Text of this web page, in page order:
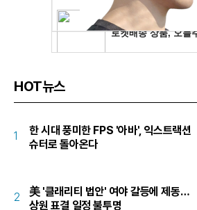
HOT뉴스
1
한 시대 풍미한 FPS '아바', 익스트랙션
슈터로 돌아온다
2
美 '클래리티 법안' 여야 갈등에 제동…
상원 표결 일정 불투명